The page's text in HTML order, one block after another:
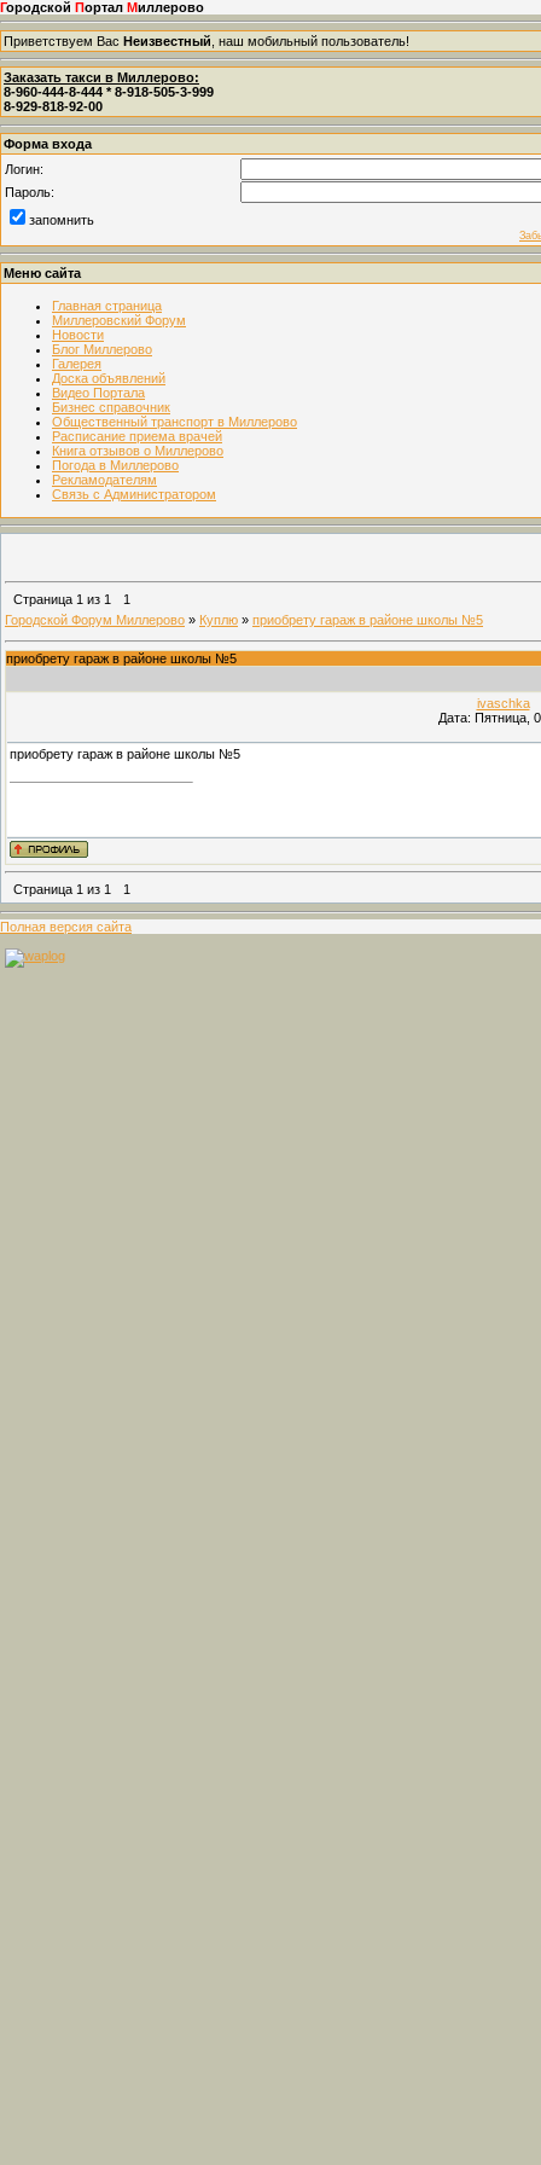
Городской Портал Миллерово
Приветствуем Вас Неизвестный , наш мобильный пользователь!
Заказать такси в Миллерово:
8-960-444-8-444 * 8-918-505-3-999
8-929-818-92-00
Форма входа
Логин:
Пароль:
запомнить
Меню сайта
Главная страница
Миллеровский Форум
Новости
Блог Миллерово
Галерея
Доска объявлений
Видео Портала
Бизнес справочник
Общественный транспорт в Миллерово
Расписание приема врачей
Книга отзывов о Миллерово
Погода в Миллерово
Рекламодателям
Связь с Администратором
Страница 1 из 1
1
Городской Форум Миллерово » Куплю » приобрету гараж в районе школы №5
приобрету гараж в районе школы №5
ivaschka
Дата: Пятница,
приобрету гараж в районе школы №5
Страница 1 из 1 1
Полная версия сайта